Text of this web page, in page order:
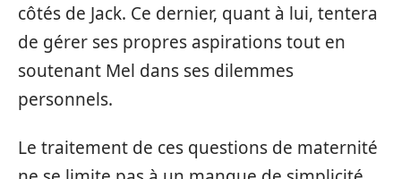
côtés de Jack. Ce dernier, quant à lui, tentera
de gérer ses propres aspirations tout en
soutenant Mel dans ses dilemmes
personnels.
Le traitement de ces questions de maternité